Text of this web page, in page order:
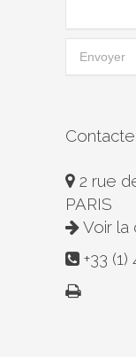
2 rue
PARIS
Voir la
+33